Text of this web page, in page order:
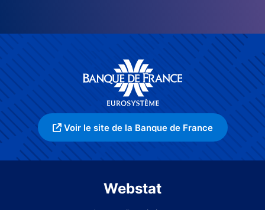
Voir le site de la Banque de France
Webstat